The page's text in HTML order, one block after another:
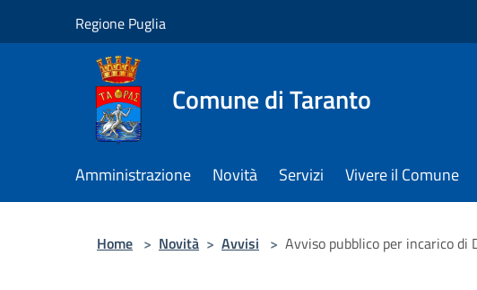
Regione Puglia
Comune di Taranto
Amministrazione Novità Servizi Vivere il Comune
Home > Novità > Avvisi > Avviso pubblico per incarico di